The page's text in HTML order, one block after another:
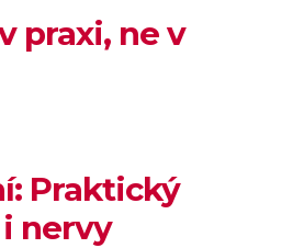
praxi, ne v
Praktický
nervy